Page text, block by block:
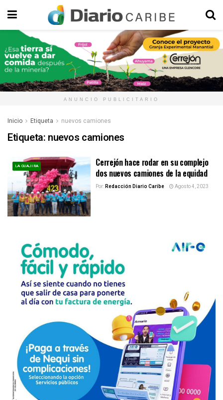
ANUNCIO PUBLICITARIO
Inicio Etiqueta nuevos camiones
Etiqueta: nuevos camiones
LA GUAJIRA
Cerrejón hace rodar en su complejo
dos nuevos camiones de la equidad
Por:Redacción Diario Caribe Agosto 4, 2023